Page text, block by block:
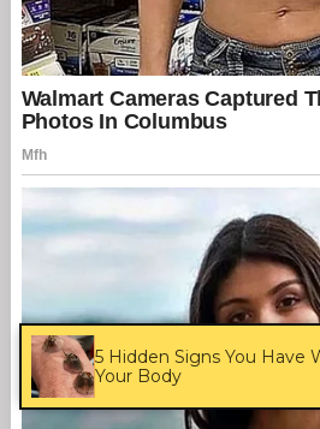
5 Hidden Signs You Have
Your Body